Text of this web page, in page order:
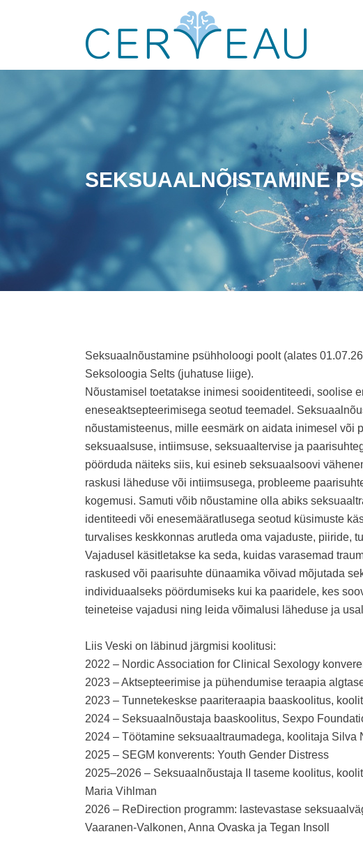
SEKSUAALNÕISTAMINE
Seksuaalnõustamine psühholoogi poolt (alates
Seksoloogia Selts (juhatuse liige).
Nõustamisel toetatakse inimesi sooidentiteedi, soolise
eneseaktsepteerimisega seotud teemadel.
nõustamisteenus, mille eesmärk on aidata inimesel või
seksuaalsuse, intiimsuse, seksuaaltervise ja
pöörduda näiteks siis, kui esineb seksuaalsoovi
raskusi läheduse või intiimsusega, probleeme
kogemusi. Samuti võib nõustamine olla abiks
identiteedi või enesemääratlusega seotud küsimuste
turvalises keskkonnas arutleda oma vajaduste, piiride,
Vajadusel käsitletakse ka seda, kuidas varasemad
raskused või paarisuhte dünaamika võivad mõjutada
individuaalseks pöördumiseks kui ka paaridele, kes
teineteise vajadusi ning leida võimalusi läheduse ja
Liis Veski on läbinud järgmisi koolitusi:
2022 – Nordic Association for Clinical Sexology
2023 – Aktsepteerimise ja pühendumise teraapia
2023 – Tunnetekeskse paariteraapia baaskoolitus,
2024 – Seksuaalnõustaja baaskoolitus, Sexpo
2024 – Töötamine seksuaaltraumadega, koolitaja Silva
2025 – SEGM konverents: Youth Gender Distress
2025–2026 – Seksuaalnõustaja II taseme koolitus,
Maria Vihlman
2026 – ReDirection programm: lastevastase
Vaaranen-Valkonen, Anna Ovaska ja Tegan Insoll